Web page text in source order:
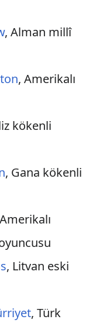
, Alman millî
, Amerikalı
kökenli
, Gana kökenli
, Litvan eski
, Türk